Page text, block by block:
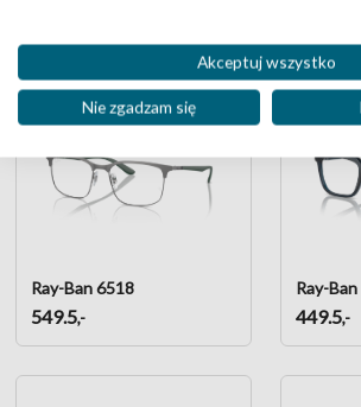
Ray-Ban 6518
549.5,-
Ray-
449.5,-
Akceptuj wszystko
Nie zgadzam się